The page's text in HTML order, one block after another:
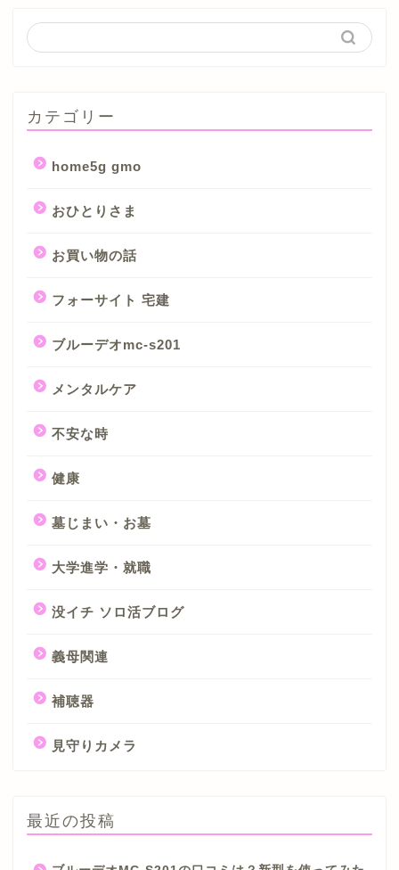
カテゴリー
home5g gmo
おひとりさま
お買い物の話
フォーサイト 宅建
ブルーデオmc-s201
メンタルケア
不安な時
健康
墓じまい・お墓
大学進学・就職
没イチ ソロ活ブログ
義母関連
補聴器
見守りカメラ
最近の投稿